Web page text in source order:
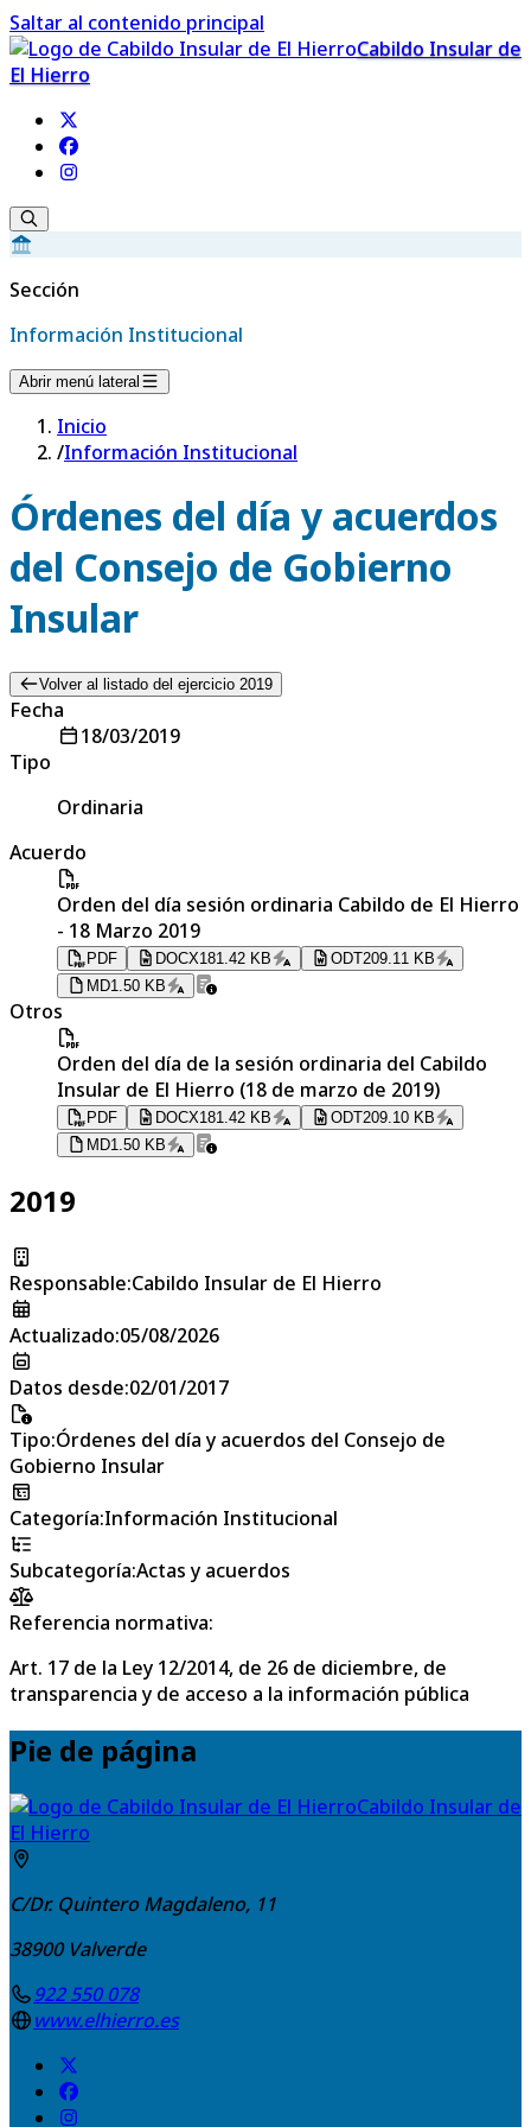
Saltar al contenido principal
Cabildo Insular de
El Hierro
Sección
Información Institucional
Abrir menú lateral
Inicio
/Información Institucional
Órdenes del día y acuerdos
del Consejo de Gobierno
Insular
Volver al listado del ejercicio 2019
Fecha
18/03/2019
Tipo
Ordinaria
Acuerdo
Orden del día sesión ordinaria Cabildo de El Hierro
- 18 Marzo 2019
PDF DOCX181.42 KB ODT209.11 KB
MD1.50 KB
Otros
Orden del día de la sesión ordinaria del Cabildo
Insular de El Hierro (18 de marzo de 2019)
PDF DOCX181.42 KB ODT209.10 KB
MD1.50 KB
2019
Responsable:Cabildo Insular de El Hierro
Actualizado:05/08/2026
Datos desde:02/01/2017
Tipo:Órdenes del día y acuerdos del Consejo de
Gobierno Insular
Categoría:Información Institucional
Subcategoría:Actas y acuerdos
Referencia normativa:
Art. 17 de la Ley 12/2014, de 26 de diciembre, de
transparencia y de acceso a la información pública
Pie de página
Cabildo Insular de
El Hierro
C/Dr. Quintero Magdaleno, 11
38900 Valverde
922 550 078
www.elhierro.es